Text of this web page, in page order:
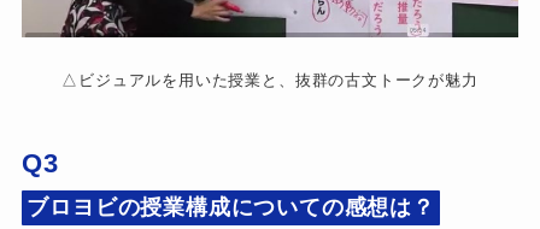
△ビジュアルを用いた授業と、抜群の古文トークが魅力
Q3
ブロヨビの授業構成についての感想は？